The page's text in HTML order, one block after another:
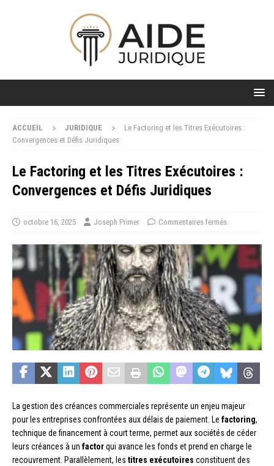
ACCUEIL JURIDIQUE
Le Factoring et les Titres Exécutoires :
Convergences et Défis Juridiques
Le Factoring et les Titres Exécutoires :
Convergences et Défis Juridiques
octobre 16, 2025 Joseph Primer Commentaires fermés
La gestion des créances commerciales représente un enjeu majeur
pour les entreprises confrontées aux délais de paiement. Le factoring,
technique de financement à court terme, permet aux sociétés de céder
leurs créances à un factorqui avance les fonds et prend en charge le
recouvrement. Parallèlement, les titres exécutoires constituent des